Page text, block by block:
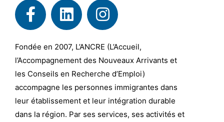
Fondée en 2007, L’ANCRE (L’Accueil,
l’Accompagnement des Nouveaux Arrivants et
les Conseils en Recherche d’Emploi)
accompagne les personnes immigrantes dans
leur établissement et leur intégration durable
dans la région. Par ses services, ses activités et